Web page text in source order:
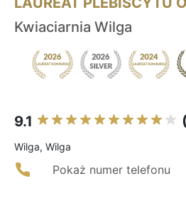
Kwiaciarnia Wilga
9.1
Wilga, Wilga
Pokaż numer telefonu